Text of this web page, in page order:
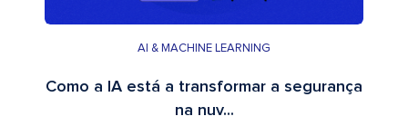
AI & MACHINE LEARNING
Como a IA está a transformar a segurança
na nuv...